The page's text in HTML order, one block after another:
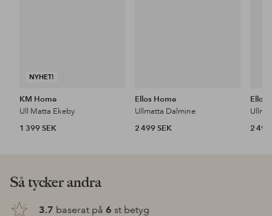
NYHET!
KM Home
Ull Matta Ekeby
1 399 SEK
Ellos Home
Ullmatta Dalmine
2 499 SEK
Ellos
2 499
Så tycker andra
3.7 baserat på 6 st betyg